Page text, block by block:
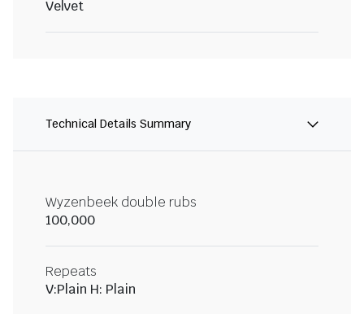
Velvet
Technical Details Summary
Wyzenbeek double rubs
100,000
Repeats
V:Plain H: Plain